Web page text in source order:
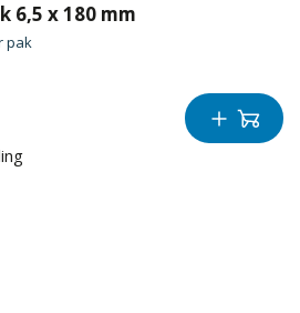
6,5 x 180 mm
pak